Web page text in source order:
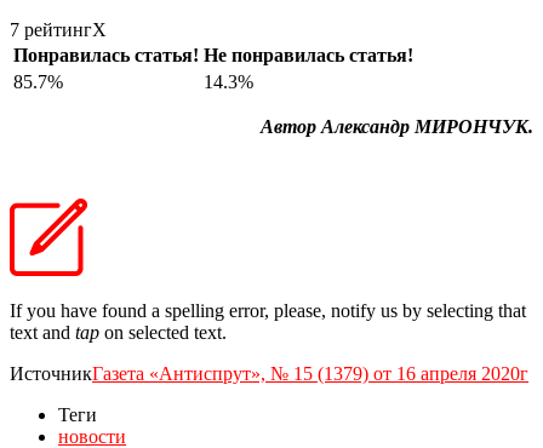
7 рейтингX
Понравилась статья! Не понравилась статья!
85.7%
14.3%
Автор Александр МИРОНЧУК.
If you have found a spelling error, please, notify us by selecting that
text and tap on selected text.
ИсточникГазета «Антиспрут», № 15 (1379) от 16 апреля 2020г
Теги
новости